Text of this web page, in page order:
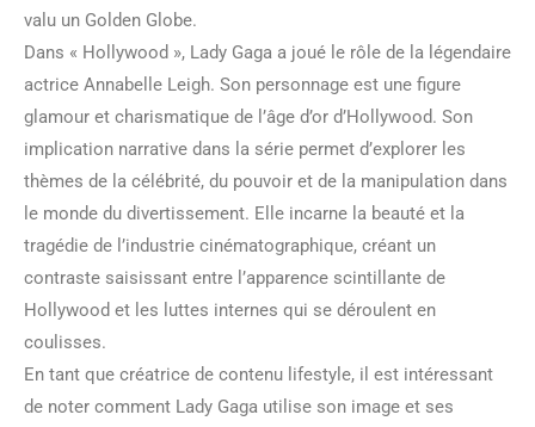
valu un Golden Globe.
Dans « Hollywood », Lady Gaga a joué le rôle de la légendaire
actrice Annabelle Leigh. Son personnage est une figure
glamour et charismatique de l’âge d’or d’Hollywood. Son
implication narrative dans la série permet d’explorer les
thèmes de la célébrité, du pouvoir et de la manipulation dans
le monde du divertissement. Elle incarne la beauté et la
tragédie de l’industrie cinématographique, créant un
contraste saisissant entre l’apparence scintillante de
Hollywood et les luttes internes qui se déroulent en
coulisses.
En tant que créatrice de contenu lifestyle, il est intéressant
de noter comment Lady Gaga utilise son image et ses